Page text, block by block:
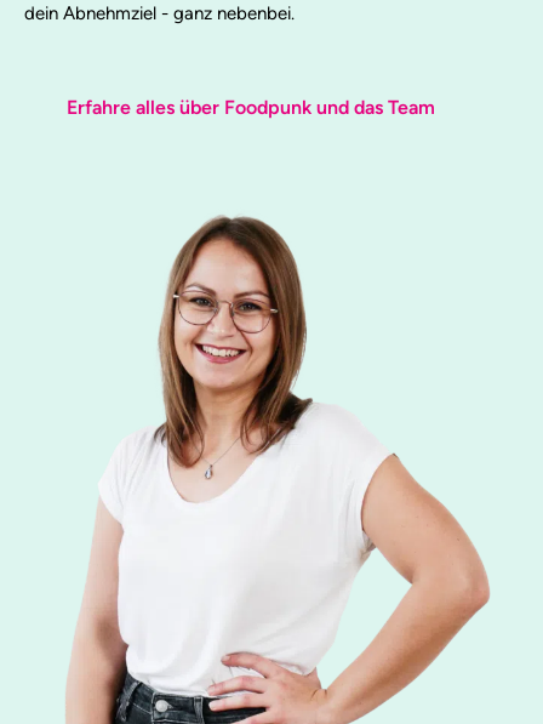
dein Abnehmziel - ganz nebenbei.
Erfahre alles über Foodpunk und das Team